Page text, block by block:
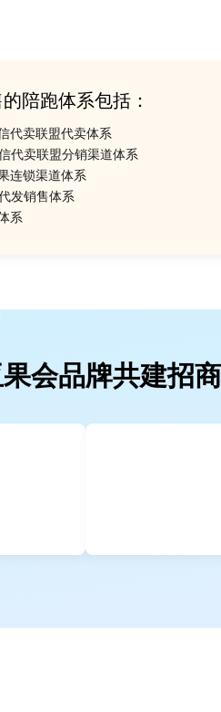
陪跑体系包括：
代卖联盟代卖体系
代卖联盟分销渠道体系
连锁渠道体系
发销售体系
系
会品牌共建招商